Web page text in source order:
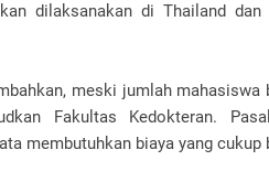
dilaksanakan di Thailand dan
meski jumlah mahasiswa
Fakultas Kedokteran.
membutuhkan biaya yang cukup